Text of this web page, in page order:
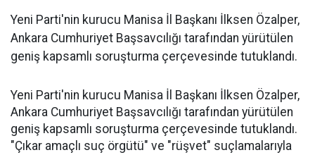
Yeni Parti'nin kurucu Manisa İl Başkanı İlksen Özalper,
Ankara Cumhuriyet Başsavcılığı tarafından yürütülen
geniş kapsamlı soruşturma çerçevesinde tutuklandı.
Yeni Parti'nin kurucu Manisa İl Başkanı İlksen Özalper,
Ankara Cumhuriyet Başsavcılığı tarafından yürütülen
geniş kapsamlı soruşturma çerçevesinde tutuklandı.
"Çıkar amaçlı suç örgütü" ve "rüşvet" suçlamalarıyla